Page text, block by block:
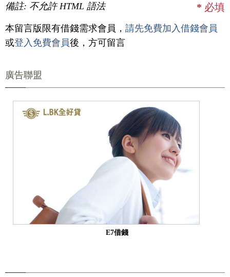
備註: 不允許 HTML 語法 * 必填
本留言版限有借錢需求會員， 請先免費加入借錢會員
或登入免費會員後，方可留言
廣告聯盟
E7借錢